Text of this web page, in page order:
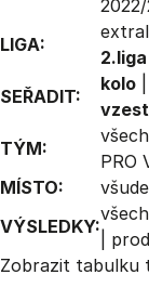
2022/
LIGA:
SEŘADIT:
kolo
TÝM:
PRO
MÍSTO:
všude
VÝSLEDKY:
Zobrazit tabulku